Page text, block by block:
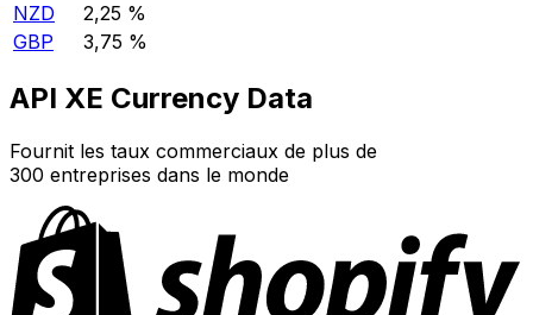
NZD
2,25 %
GBP
3,75 %
API XE Currency Data
Fournit les taux commerciaux de plus de
300 entreprises dans le monde